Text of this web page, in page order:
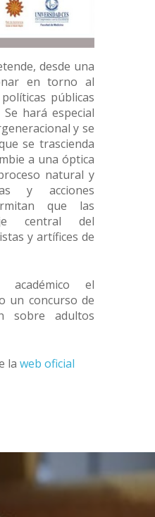
desde una
en torno al
públicas
hará especial
y se
se trascienda
a una óptica
natural y
y acciones
que las
central del
y artífices de
académico el
un concurso de
sobre adultos
la web oficial